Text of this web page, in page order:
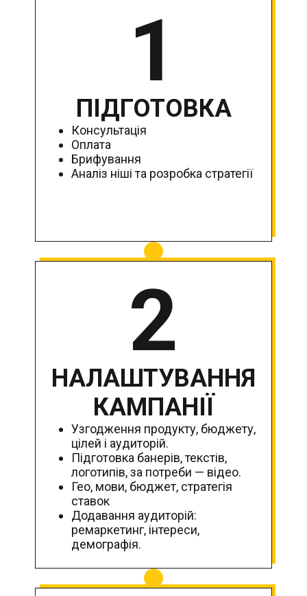
1
ПІДГОТОВКА
Консультація
Оплата
Брифування
Аналіз ніші та розробка стратегії
2
НАЛАШТУВАННЯ
КАМПАНІЇ
Узгодження продукту, бюджету,
цілей і аудиторій.
Підготовка банерів, текстів,
логотипів, за потреби — відео.
Гео, мови, бюджет, стратегія
ставок
Додавання аудиторій:
ремаркетинг, інтереси,
демографія.